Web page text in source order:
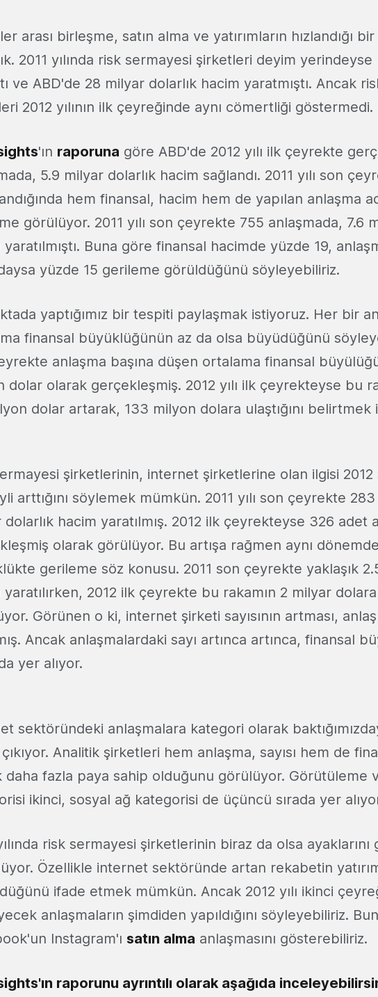
arası birleşme, satın alma ve yatırımların hızlandığı bir
2011 yılında risk sermayesi şirketleri deyim yerindeyse
ve ABD'de 28 milyar dolarlık hacim yaratmıştı. Ancak
2012 yılının ilk çeyreğinde aynı cömertliği göstermedi.
'ın raporuna göre ABD'de 2012 yılı ilk çeyrekte
5.9 milyar dolarlık hacim sağlandı. 2011 yılı son
hem finansal, hacim hem de yapılan anlaşma
görülüyor. 2011 yılı son çeyrekte 755 anlaşmada, 7.6
yaratılmıştı. Buna göre finansal hacimde yüzde 19,
yüzde 15 gerileme görüldüğünü söyleyebiliriz.
yaptığımız bir tespiti paylaşmak istiyoruz. Her bir
finansal büyüklüğünün az da olsa büyüdüğünü
anlaşma başına düşen ortalama finansal
dolar olarak gerçekleşmiş. 2012 yılı ilk çeyrekteyse bu
dolar artarak, 133 milyon dolara ulaştığını belirtmek
şirketlerinin, internet şirketlerine olan ilgisi
arttığını söylemek mümkün. 2011 yılı son çeyrekte
dolarlık hacim yaratılmış. 2012 ilk çeyrekteyse 326 adet
olarak görülüyor. Bu artışa rağmen aynı
gerileme söz konusu. 2011 son çeyrekte yaklaşık
yaratılırken, 2012 ilk çeyrekte bu rakamın 2 milyar
Görünen o ki, internet şirketi sayısının artması,
Ancak anlaşmalardaki sayı artınca artınca, finansal
yer alıyor.
sektöründeki anlaşmalara kategori olarak
Analitik şirketleri hem anlaşma, sayısı hem de
daha fazla paya sahip olduğunu görülüyor. Görütüleme
ikinci, sosyal ağ kategorisi de üçüncü sırada yer
risk sermayesi şirketlerinin biraz da olsa
Özellikle internet sektöründe artan rekabetin
ifade etmek mümkün. Ancak 2012 yılı ikinci
anlaşmaların şimdiden yapıldığını söyleyebiliriz.
Instagram'ı satın alma anlaşmasını gösterebiliriz.
raporunu ayrıntılı olarak aşağıda